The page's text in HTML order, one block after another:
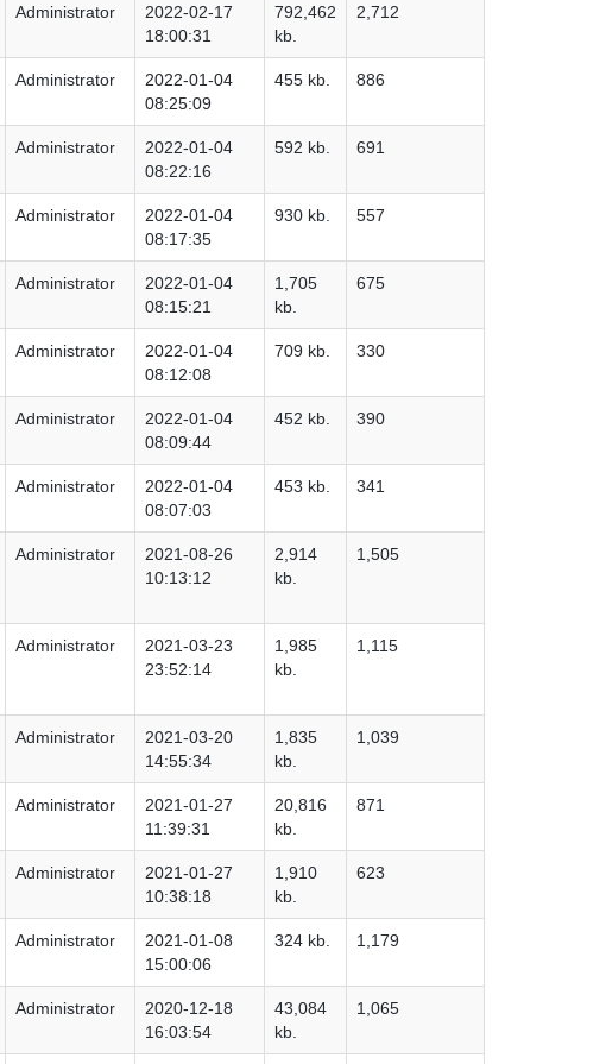
Administrator
2022-02-17
18:00:31
792,462
kb.
2,712
Administrator
2022-01-04
08:25:09
455 kb. 886
Administrator
2022-01-04
08:22:16
592 kb. 691
Administrator
2022-01-04
08:17:35
930 kb. 557
Administrator
2022-01-04
08:15:21
1,705
kb.
675
Administrator
2022-01-04
08:12:08
709 kb. 330
Administrator
2022-01-04
08:09:44
452 kb. 390
Administrator
2022-01-04
08:07:03
453 kb. 341
Administrator
2021-08-26
10:13:12
2,914
kb.
1,505
Administrator
2021-03-23
23:52:14
1,985
kb.
1,115
Administrator
2021-03-20
14:55:34
1,835
kb.
1,039
Administrator
2021-01-27
11:39:31
20,816
kb.
871
Administrator
2021-01-27
10:38:18
1,910
kb.
623
Administrator
2021-01-08
15:00:06
324 kb. 1,179
Administrator
2020-12-18
16:03:54
43,084
kb.
1,065